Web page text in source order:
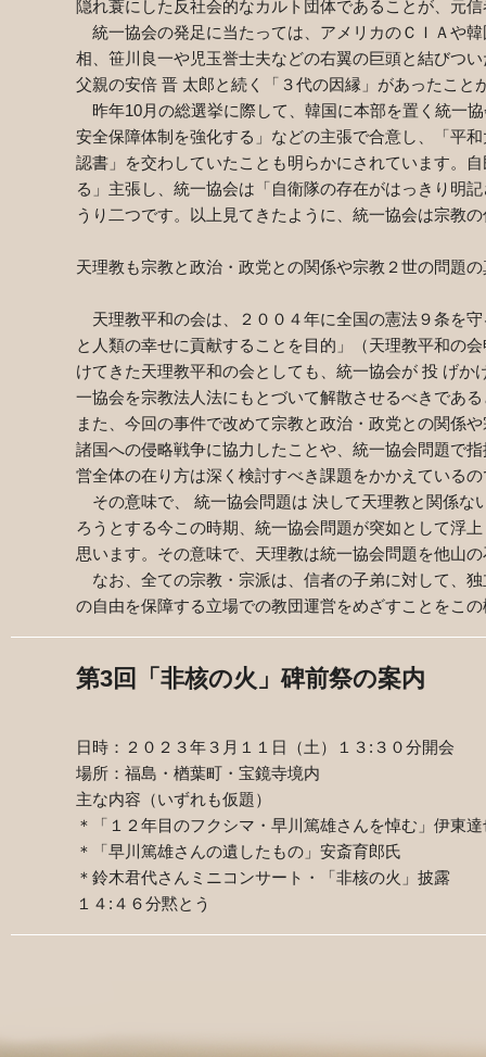
隠れ蓑にした反社会的なカルト団体であることが、元
統一協会の発足に当たっては、アメリカのＣＩＡや
相、笹川良一や児玉誉士夫などの右翼の巨頭と結びつ
父親の安倍 晋 太郎と続く「３代の因縁」があったこ
昨年10月の総選挙に際して、韓国に本部を置く統一
安全保障体制を強化する」などの主張で合意し、「平
認書」を交わしていたことも明らかにされています。
る」主張し、統一協会は「自衛隊の存在がはっきり明
うり二つです。以上見てきたように、統一協会は宗教
天理教も宗教と政治・政党との関係や宗教２世の問題
天理教平和の会は、２００４年に全国の憲法９条を
と人類の幸せに貢献することを目的」（天理教平和の
けてきた天理教平和の会としても、統一協会が 投 げ
一協会を宗教法人法にもとづいて解散させるべきであ
また、今回の事件で改めて宗教と政治・政党との関係
諸国への侵略戦争に協力したことや、統一協会問題で
営全体の在り方は深く検討すべき課題をかかえている
その意味で、 統一協会問題は 決して天理教と関係な
ろうとする今この時期、統一協会問題が突如として浮
思います。その意味で、天理教は統一協会問題を他山
なお、全ての宗教・宗派は、信者の子弟に対して、
の自由を保障する立場での教団運営をめざすことをこ
第3回「非核の火」碑前祭の案内
日時：２０２３年３月１１日（土）１３ : ３０分開会
場所：福島・楢葉町・宝鏡寺境内
主な内容（いずれも仮題）
＊「１２年目のフクシマ・早川篤雄さんを悼む」伊東
＊「早川篤雄さんの遺したもの」安斎育郎氏
＊鈴木君代さんミニコンサート・「非核の火」披露
１４ : ４６分黙とう